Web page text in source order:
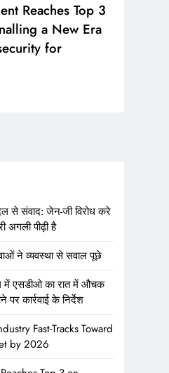
Reaches Top 3
a New Era
for
से संवाद: जेन-जी विरोध करे
अगली पीढ़ी है
ने व्यवस्था से सवाल पूछे
में एसडीओ का रात में औचक
पर कार्रवाई के निर्देश
Fast-Tracks Toward
by 2026